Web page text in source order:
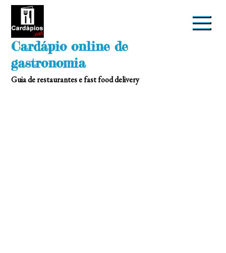
Skip
Cardápio online de
gastronomia
Guia de restaurantes e fast food delivery